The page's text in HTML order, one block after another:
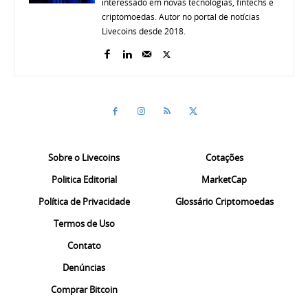
criptomoedas. Autor no portal de notícias
Livecoins desde 2018.
Sobre o Livecoins
Politica Editorial
Política de Privacidade
Termos de Uso
Contato
Denúncias
Comprar Bitcoin
Cotações
MarketCap
Glossário Criptomoedas